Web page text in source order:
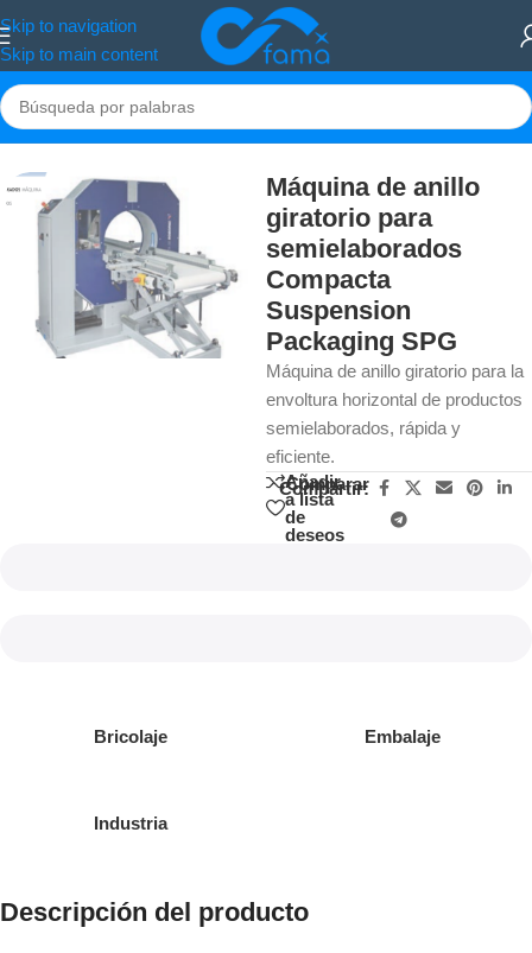
Skip to navigation
Skip to main content
Inicio/Maquinaria
Máquina de anillo
giratorio para
semielaborados
Compacta
Suspension
Packaging SPG
Máquina de anillo giratorio para la
envoltura horizontal de productos
semielaborados, rápida y
eficiente.
Comparar
Añadir
a lista
de
deseos
Compartir:
Bricolaje Embalaje
Industria
Descripción del producto